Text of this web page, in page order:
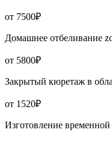
от 7500₽
Домашнее отбеливание
от 5800₽
Закрытый кюретаж в
от 1520₽
Изготовление